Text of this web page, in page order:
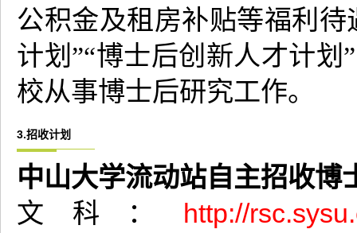
公积金及租房补贴等福利
计划”“博士后创新人才计
校从事博士后研究工作。
3.招收计划
中山大学流动站自主招收博
文科： http://